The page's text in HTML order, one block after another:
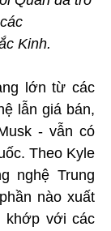
Kinh.
lớn từ các
lẫn giá bán,
- vẫn có
Theo Kyle
nghệ Trung
nào xuất
khớp với các